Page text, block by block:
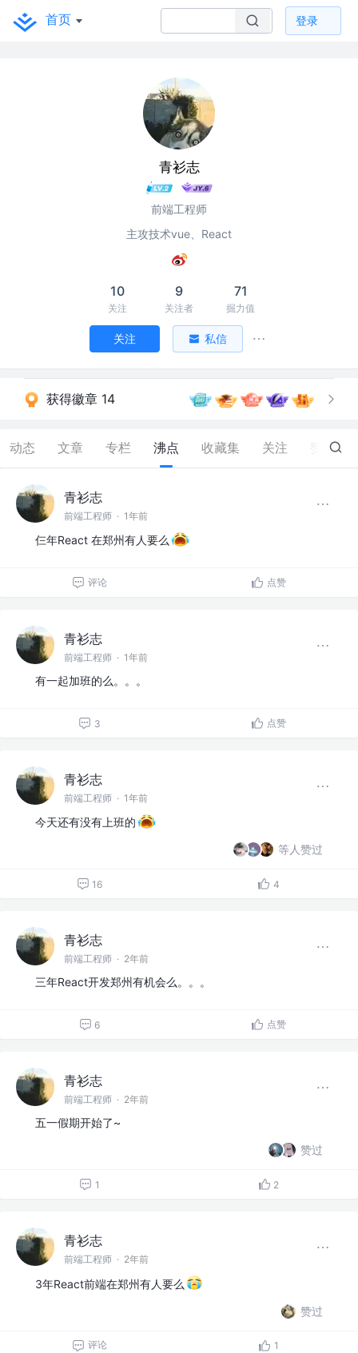
首页 登录
青衫志
前端工程师
主攻技术vue、React
10
关注
9
关注者
71
掘力值
关注 私信
获得徽章 14
动态 文章 专栏 沸点 收藏集 关注 27
青衫志
前端工程师 · 1年前
仨年React 在郑州有人要么
评论 点赞
青衫志
前端工程师 · 1年前
有一起加班的么。。。
3 点赞
青衫志
前端工程师 · 1年前
今天还有没有上班的
等人赞过
16 4
青衫志
前端工程师 · 2年前
三年React开发郑州有机会么。。。
6 点赞
青衫志
前端工程师 · 2年前
五一假期开始了~
赞过
1 2
青衫志
前端工程师 · 2年前
3年React前端在郑州有人要么
赞过
评论 1